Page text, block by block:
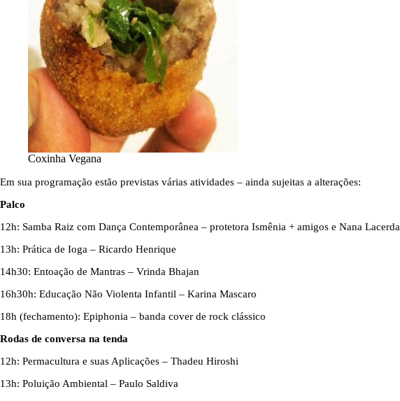
Coxinha Vegana
Em sua programação estão previstas várias atividades – ainda sujeitas a alterações:
Palco
12h: Samba Raiz com Dança Contemporânea – protetora Ismênia + amigos e Nana Lacerda
13h: Prática de Ioga – Ricardo Henrique
14h30: Entoação de Mantras – Vrinda Bhajan
16h30h: Educação Não Violenta Infantil – Karina Mascaro
18h (fechamento): Epiphonia – banda cover de rock clássico
Rodas de conversa na tenda
12h: Permacultura e suas Aplicações – Thadeu Hiroshi
13h: Poluição Ambiental – Paulo Saldiva